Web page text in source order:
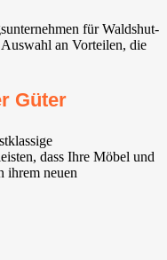
für Waldshut-
an Vorteilen, die
Güter
dass Ihre Möbel und
ihrem neuen